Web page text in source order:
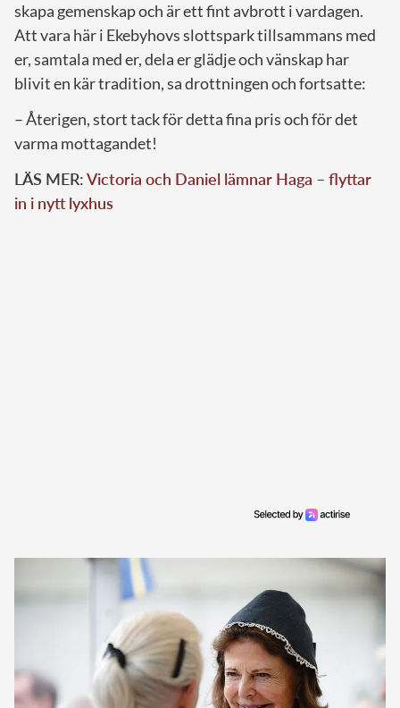
skapa gemenskap och är ett fint avbrott i vardagen.
Att vara här i Ekebyhovs slottspark tillsammans med
er, samtala med er, dela er glädje och vänskap har
blivit en kär tradition, sa drottningen och fortsatte:
– Återigen, stort tack för detta fina pris och för det
varma mottagandet!
LÄS MER:Victoria och Daniel lämnar Haga – flyttar
in i nytt lyxhus